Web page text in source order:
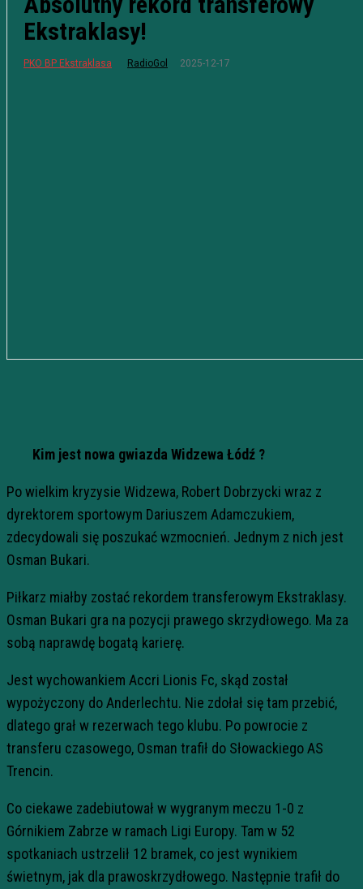
Ekstraklasy!
PKO BP Ekstraklasa RadioGol 2025-12-17
Kim jest nowa gwiazda Widzewa Łódź ?
Po wielkim kryzysie Widzewa, Robert Dobrzycki wraz z
dyrektorem sportowym Dariuszem Adamczukiem,
zdecydowali się poszukać wzmocnień. Jednym z nich jest
Osman Bukari.
Piłkarz miałby zostać rekordem transferowym Ekstraklasy.
Osman Bukari gra na pozycji prawego skrzydłowego. Ma za
sobą naprawdę bogatą karierę.
Jest wychowankiem Accri Lionis Fc, skąd został
wypożyczony do Anderlechtu. Nie zdołał się tam przebić,
dlatego grał w rezerwach tego klubu. Po powrocie z
transferu czasowego, Osman trafił do Słowackiego AS
Trencin.
Co ciekawe zadebiutował w wygranym meczu 1-0 z
Górnikiem Zabrze w ramach Ligi Europy. Tam w 52
spotkaniach ustrzelił 12 bramek, co jest wynikiem
świetnym, jak dla prawoskrzydłowego. Następnie trafił do